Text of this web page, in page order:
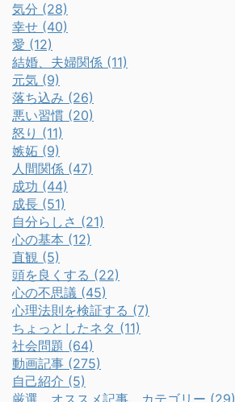
気分 (28)
幸せ (40)
愛 (12)
結婚、夫婦関係 (11)
元気 (9)
落ち込み (26)
悪い習慣 (20)
怒り (11)
嫉妬 (9)
人間関係 (47)
成功 (44)
成長 (51)
自分らしさ (21)
心の基本 (12)
直観 (5)
頭を良くする (22)
心の不思議 (45)
心理法則を検証する (7)
ちょっとしたネタ (11)
社会問題 (64)
動画記事 (275)
自己紹介 (5)